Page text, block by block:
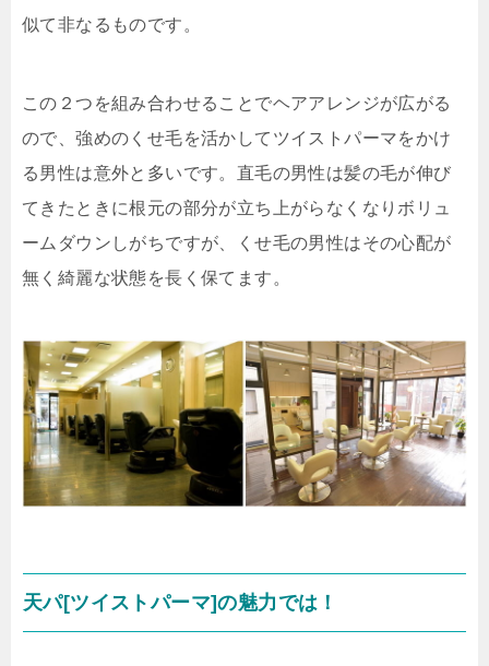
似て非なるものです。
この２つを組み合わせることでヘアアレンジが広がる
ので、強めのくせ毛を活かしてツイストパーマをかけ
る男性は意外と多いです。直毛の男性は髪の毛が伸び
てきたときに根元の部分が立ち上がらなくなりボリュ
ームダウンしがちですが、くせ毛の男性はその心配が
無く綺麗な状態を長く保てます。
天パ[ツイストパーマ]の魅力では！